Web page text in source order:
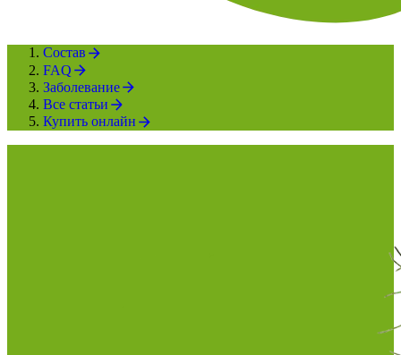
Состав
FAQ
Заболевание
Все статьи
Купить онлайн